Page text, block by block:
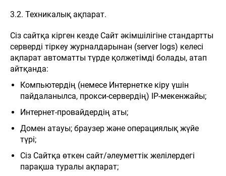
3.2. Техникалық ақпарат.
Сіз сайтқа кірген кезде Сайт әкімшілігіне стандартты
серверді тіркеу журналдарынан (server logs) келесі
ақпарат автоматты түрде қолжетімді болады, атап
айтқанда:
Компьютердің (немесе Интернетке кіру үшін
пайдаланылса, прокси-сервердің) IP-мекенжайы;
Интернет-провайдердің аты;
Домен атауы; браузер және операциялық жүйе
түрі;
Сіз Сайтқа өткен сайт/әлеуметтік желілердегі
парақша туралы ақпарат;